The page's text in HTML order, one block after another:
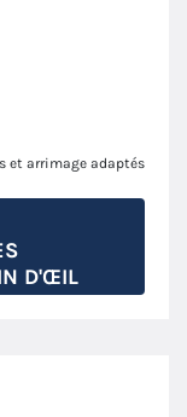
et arrimage adaptés
D'ŒIL